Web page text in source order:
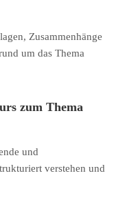
Zusammenhänge
um das Thema
zum Thema
und
verstehen und